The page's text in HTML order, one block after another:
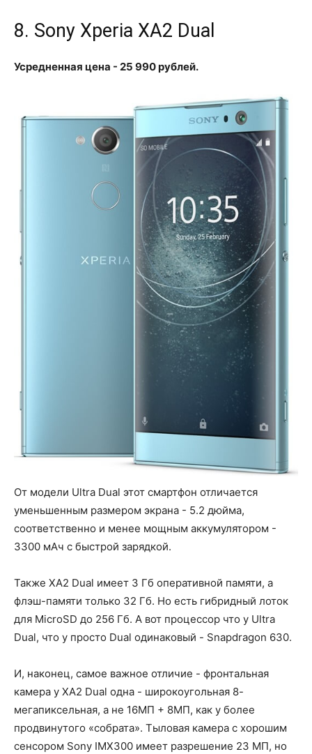
8. Sony Xperia XA2 Dual
Усредненная цена - 25 990 рублей.
От модели Ultra Dual этот смартфон отличается
уменьшенным размером экрана - 5.2 дюйма,
соответственно и менее мощным аккумулятором -
3300 мАч с быстрой зарядкой.
Также XA2 Dual имеет 3 Гб оперативной памяти, а
флэш-памяти только 32 Гб. Но есть гибридный лоток
для MicroSD до 256 Гб. А вот процессор что у Ultra
Dual, что у просто Dual одинаковый - Snapdragon 630.
И, наконец, самое важное отличие - фронтальная
камера у XA2 Dual одна - широкоугольная 8-
мегапиксельная, а не 16МП + 8МП, как у более
продвинутого «собрата». Тыловая камера с хорошим
сенсором Sony IMX300 имеет разрешение 23 МП, но